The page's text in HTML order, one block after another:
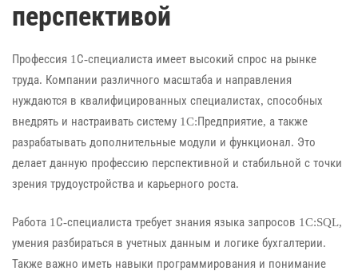
перспективой
Профессия 1С-специалиста имеет высокий спрос на рынке
труда. Компании различного масштаба и направления
нуждаются в квалифицированных специалистах, способных
внедрять и настраивать систему 1C:Предприятие, а также
разрабатывать дополнительные модули и функционал. Это
делает данную профессию перспективной и стабильной с точки
зрения трудоустройства и карьерного роста.
Работа 1С-специалиста требует знания языка запросов 1C:SQL,
умения разбираться в учетных данным и логике бухгалтерии.
Также важно иметь навыки программирования и понимание